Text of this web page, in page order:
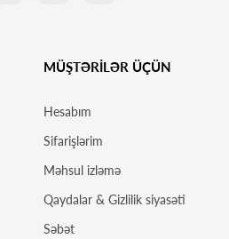
MÜŞTƏRİLƏR ÜÇÜN
Hesabım
Sifarişlərim
Məhsul izləmə
Qaydalar & Gizlilik siyasəti
Səbət